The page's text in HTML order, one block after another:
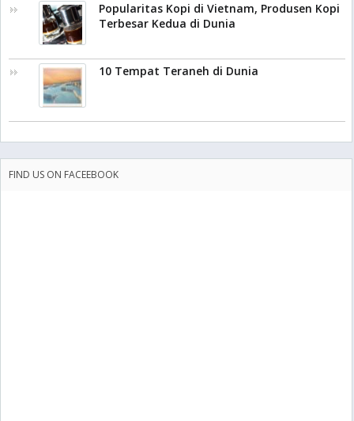
Popularitas Kopi di Vietnam, Produsen Kopi
Terbesar Kedua di Dunia
10 Tempat Teraneh di Dunia
FIND US ON FACEEBOOK